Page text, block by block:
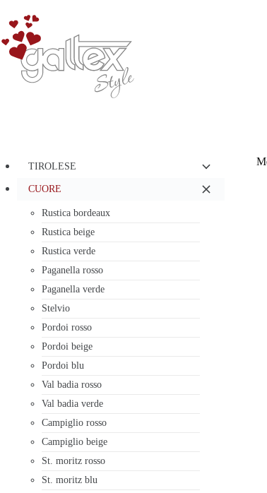
contenuto
TIROLESE
CUORE
Rustica bordeaux
Rustica beige
Rustica verde
Paganella rosso
Paganella verde
Stelvio
Pordoi rosso
Pordoi beige
Pordoi blu
Val badia rosso
Val badia verde
Campiglio rosso
Campiglio beige
St. moritz rosso
St. moritz blu